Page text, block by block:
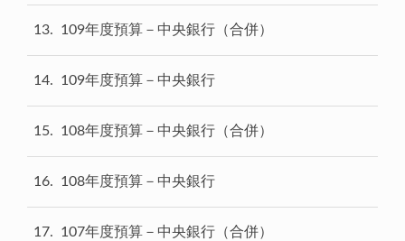
13 109年度預算－中央銀行（合併）
14 109年度預算－中央銀行
15 108年度預算－中央銀行（合併）
16 108年度預算－中央銀行
17 107年度預算－中央銀行（合併）